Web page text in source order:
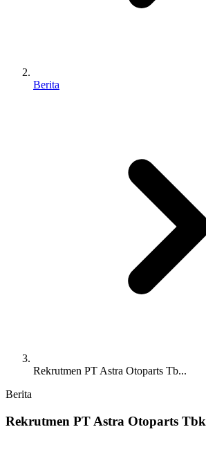
Berita
Rekrutmen PT Astra Otoparts Tb...
Berita
Rekrutmen PT Astra Otoparts Tbk